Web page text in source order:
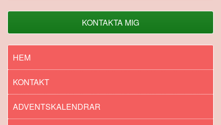
KONTAKTA MIG
HEM
KONTAKT
ADVENTSKALENDRAR